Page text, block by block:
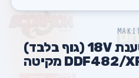
מברגה/מקדחה נטענת 18V (גוף בלבד)